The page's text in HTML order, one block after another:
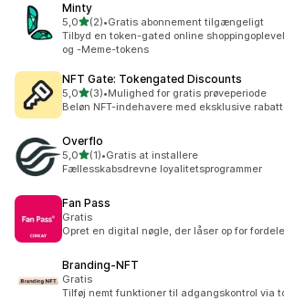
Minty
5,0ud af 5 stjerner
(2)
2 anmeldelser i alt
•Gratis abonnement tilgængeligt
Tilbyd en token-gated online
og -Meme-tokens
NFT Gate: Tokengated Discounts
5,0ud af 5 stjerner
(3)
3 anmeldelser i alt
•Mulighed for gratis prøveperiode
Beløn NFT-indehavere med eksklusive
Overflo
5,0ud af 5 stjerner
(1)
1 anmeldelser i alt
•Gratis at installere
Fællesskabsdrevne loyalitetsprogrammer
Fan Pass
Gratis
Opret en digital nøgle, der låser op for
Branding‑NFT
Gratis
Tilføj nemt funktioner til adgangskontrol via